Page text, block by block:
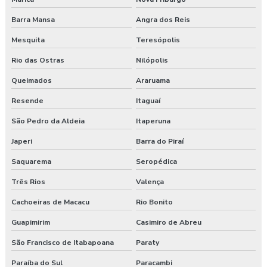
Consultoria empresarial paraná
Consultoria higiene ocupacional
Consultoria saúde e segurança do trabalho
Consultoria segurança do trabalho
Consultoria segurança do trabalho curitiba
Consultoria segurança do trabalho guarapuava
Consultoria e segurança no trabalho
Curso esocial para segurança do trabalho
Curso de nr 17
Barra Mansa Angra dos Reis
Mesquita Teresópolis
Rio das Ostras Nilópolis
Queimados Araruama
Resende Itaguaí
São Pedro da Aldeia Itaperuna
Japeri Barra do Piraí
Saquarema Seropédica
Três Rios Valença
Cachoeiras de Macacu Rio Bonito
Guapimirim Casimiro de Abreu
São Francisco de Itabapoana Paraty
Paraíba do Sul Paracambi